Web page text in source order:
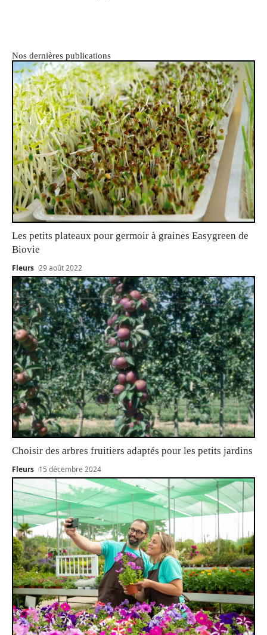
Nos dernières publications
Les petits plateaux pour germoir à graines Easygreen de
Biovie
Fleurs 29 août 2022
Choisir des arbres fruitiers adaptés pour les petits jardins
Fleurs 15 décembre 2024